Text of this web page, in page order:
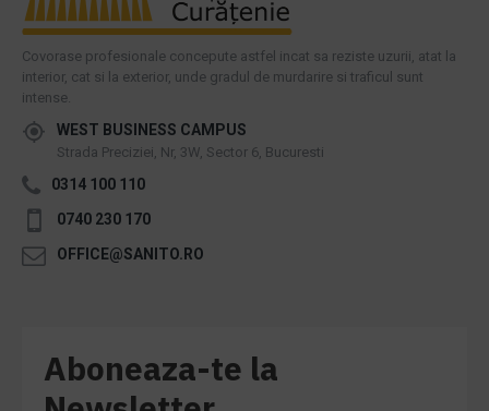
Covorase profesionale concepute astfel incat sa reziste uzurii, atat la
interior, cat si la exterior, unde gradul de murdarire si traficul sunt
intense.
WEST BUSINESS CAMPUS
Strada Preciziei, Nr, 3W, Sector 6, Bucuresti
0314 100 110
0740 230 170
OFFICE@SANITO.RO
Aboneaza-te la